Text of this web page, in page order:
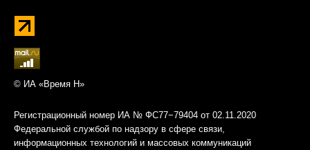
© ИА «Время Н»
Регистрационный номер ИА № ФС77−79404 от 02.11.2020
Федеральной службой по надзору в сфере связи,
информационных технологий и массовых коммуникаций